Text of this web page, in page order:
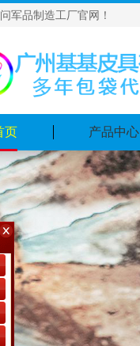
军品制造工厂官网！
页 产品中心